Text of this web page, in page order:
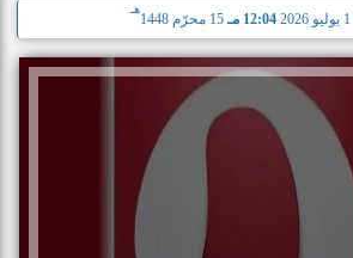
12:04 مـ 15 محرّم 1448
هـ